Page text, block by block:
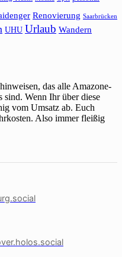
Renovierung Saarbrücken
UHU Urlaub Wandern
das alle Amazone-
Wenn Ihr über diese
vom Umsatz ab. Euch
Also immer fleißig